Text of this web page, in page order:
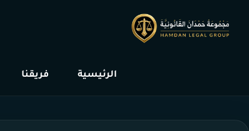
الرئيسية فريقنا